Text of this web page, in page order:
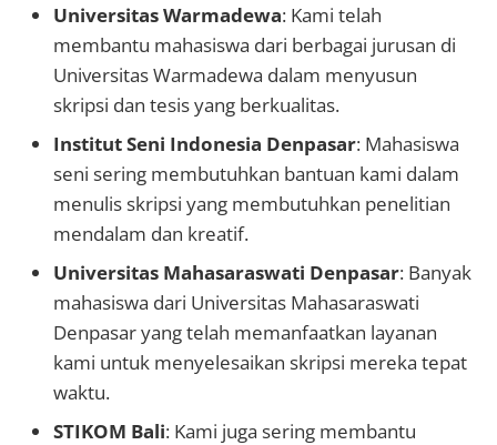
Universitas Warmadewa: Kami telah
membantu mahasiswa dari berbagai jurusan di
Universitas Warmadewa dalam menyusun
skripsi dan tesis yang berkualitas.
Institut Seni Indonesia Denpasar: Mahasiswa
seni sering membutuhkan bantuan kami dalam
menulis skripsi yang membutuhkan penelitian
mendalam dan kreatif.
Universitas Mahasaraswati Denpasar: Banyak
mahasiswa dari Universitas Mahasaraswati
Denpasar yang telah memanfaatkan layanan
kami untuk menyelesaikan skripsi mereka tepat
waktu.
STIKOM Bali: Kami juga sering membantu